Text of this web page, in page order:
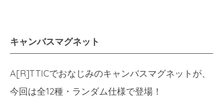
キャンバスマグネット
A[R]TTICでおなじみのキャンバスマグネットが、
今回は全12種・ランダム仕様で登場！